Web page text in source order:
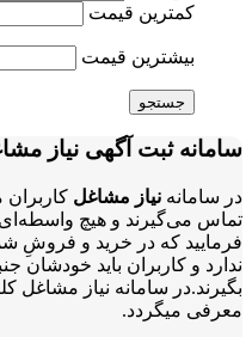
کمترین قیمت
بیشترین قیمت
جستجو
سامانه ثبت آگهی نیاز
در سامانه نیاز مشاغل
تماس می‌گیرند و هیچ
فرمایید که در خرید و فروشِ
ندارد و کاربران باید خودشان
بگیرند.در سامانه نیاز
معرفی میگردد.